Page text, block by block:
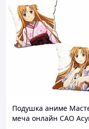
Подушка аниме
меча онлайн САО